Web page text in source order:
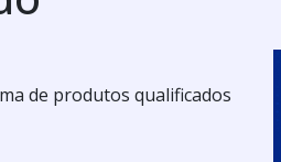
de produtos qualificados